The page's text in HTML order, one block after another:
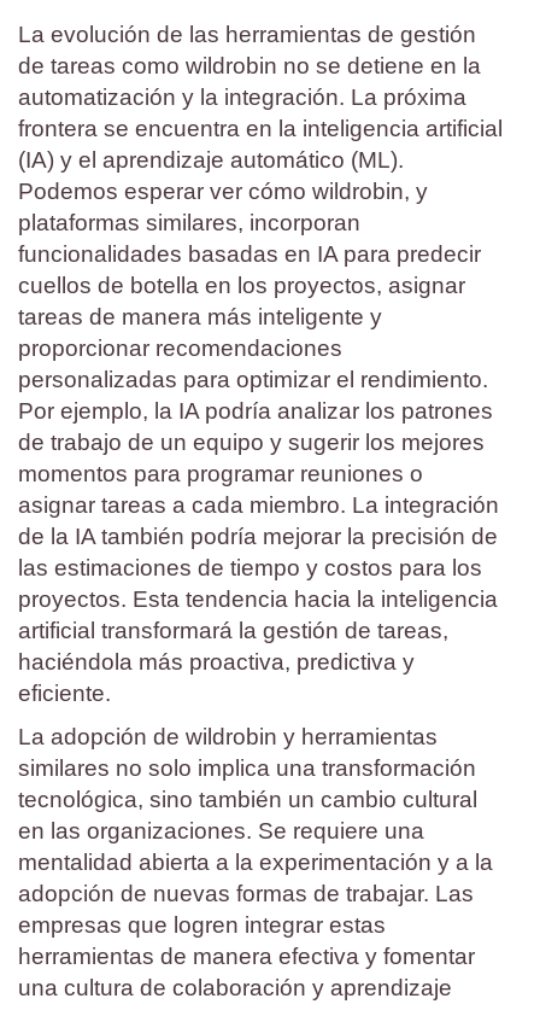
La evolución de las herramientas de gestión
de tareas como wildrobin no se detiene en la
automatización y la integración. La próxima
frontera se encuentra en la inteligencia artificial
(IA) y el aprendizaje automático (ML).
Podemos esperar ver cómo wildrobin, y
plataformas similares, incorporan
funcionalidades basadas en IA para predecir
cuellos de botella en los proyectos, asignar
tareas de manera más inteligente y
proporcionar recomendaciones
personalizadas para optimizar el rendimiento.
Por ejemplo, la IA podría analizar los patrones
de trabajo de un equipo y sugerir los mejores
momentos para programar reuniones o
asignar tareas a cada miembro. La integración
de la IA también podría mejorar la precisión de
las estimaciones de tiempo y costos para los
proyectos. Esta tendencia hacia la inteligencia
artificial transformará la gestión de tareas,
haciéndola más proactiva, predictiva y
eficiente.
La adopción de wildrobin y herramientas
similares no solo implica una transformación
tecnológica, sino también un cambio cultural
en las organizaciones. Se requiere una
mentalidad abierta a la experimentación y a la
adopción de nuevas formas de trabajar. Las
empresas que logren integrar estas
herramientas de manera efectiva y fomentar
una cultura de colaboración y aprendizaje